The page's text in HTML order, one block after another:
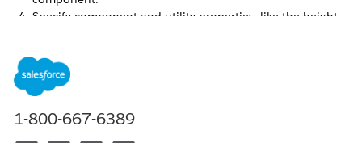
Specify component and utility properties, like the height
Save your work.
1-800-667-6389